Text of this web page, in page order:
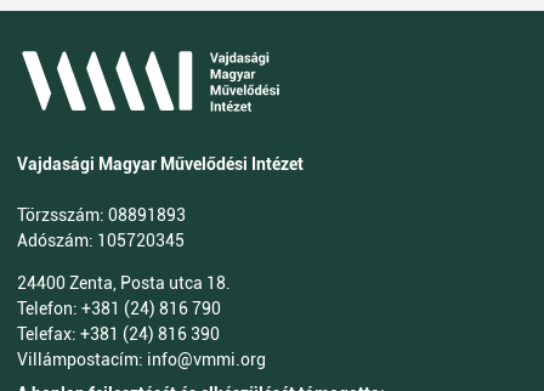
Vajdasági Magyar Művelődési Intézet
Törzsszám: 08891893
Adószám: 105720345
24400 Zenta, Posta utca 18.
Telefon: +381 (24) 816 790
Telefax: +381 (24) 816 390
Villámpostacím: info@vmmi.org